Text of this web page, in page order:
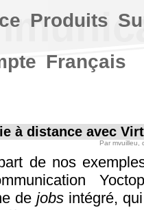
à distance avec
Par mvuilleu
de nos
de jobs intégré,
Produits
Français